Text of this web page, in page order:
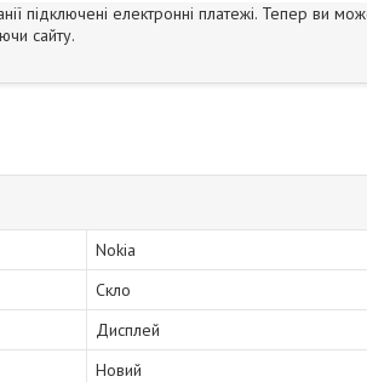
підключені електронні платежі. Тепер ви
сайту.
Nokia
Скло
Дисплей
Новий